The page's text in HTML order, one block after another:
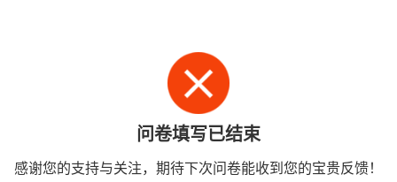
问卷填写已结束
感谢您的支持与关注，期待下次问卷能收到您的宝贵反馈！